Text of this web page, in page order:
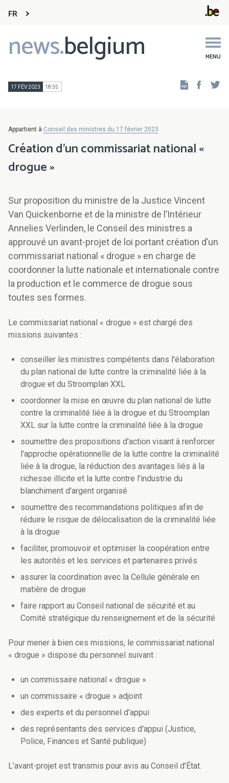
FR
news.belgium MENU
Main
navigation
17 FÉV 2023 18:35
Appartient à Conseil des ministres du 17 février 2023
Création d’un commissariat national «
drogue »
Sur proposition du ministre de la Justice Vincent
Van Quickenborne et de la ministre de l’Intérieur
Annelies Verlinden, le Conseil des ministres a
approuvé un avant-projet de loi portant création d’un
commissariat national « drogue » en charge de
coordonner la lutte nationale et internationale contre
la production et le commerce de drogue sous
toutes ses formes.
Le commissariat national « drogue » est chargé des
missions suivantes :
conseiller les ministres compétents dans l'élaboration
du plan national de lutte contre la criminalité liée à la
drogue et du Stroomplan XXL
coordonner la mise en œuvre du plan national de lutte
contre la criminalité liée à la drogue et du Stroomplan
XXL sur la lutte contre la criminalité liée à la drogue
soumettre des propositions d'action visant à renforcer
l'approche opérationnelle de la lutte contre la criminalité
liée à la drogue, la réduction des avantages liés à la
richesse illicite et la lutte contre l'industrie du
blanchiment d'argent organisé
soumettre des recommandations politiques afin de
réduire le risque de délocalisation de la criminalité liée
à la drogue
faciliter, promouvoir et optimiser la coopération entre
les autorités et les services et partenaires privés
assurer la coordination avec la Cellule générale en
matière de drogue
faire rapport au Conseil national de sécurité et au
Comité stratégique du renseignement et de la sécurité
Pour mener à bien ces missions, le commissariat national
« drogue » dispose du personnel suivant :
un commissaire national « drogue »
un commissaire « drogue » adjoint
des experts et du personnel d’appui
des représentants des services d'appui (Justice,
Police, Finances et Santé publique)
L’avant-projet est transmis pour avis au Conseil d’État.